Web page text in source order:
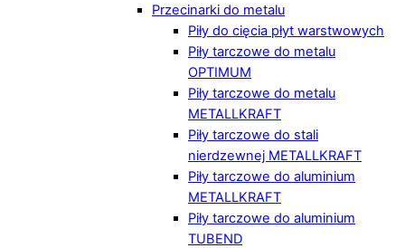
Przecinarki do metalu
Piły do cięcia płyt warstwowych
Piły tarczowe do metalu
OPTIMUM
Piły tarczowe do metalu
METALLKRAFT
Piły tarczowe do stali
nierdzewnej METALLKRAFT
Piły tarczowe do aluminium
METALLKRAFT
Piły tarczowe do aluminium
TUBEND